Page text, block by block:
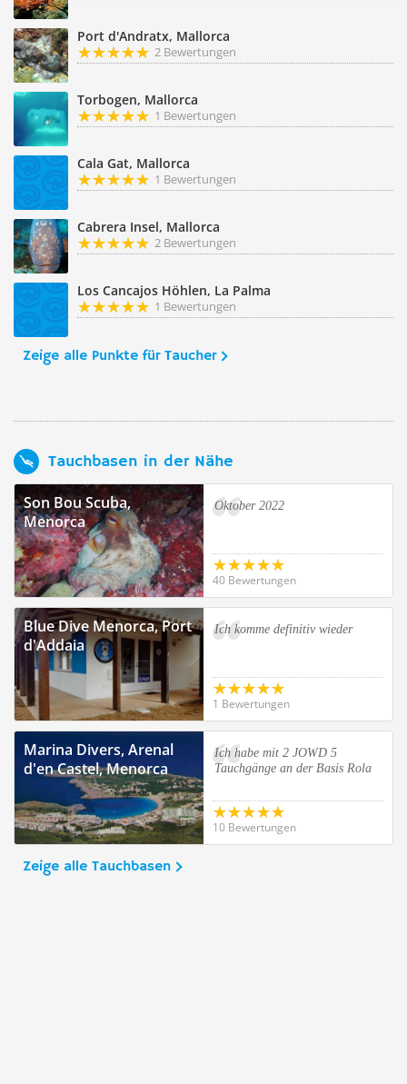
Port d'Andratx, Mallorca
2 Bewertungen
Torbogen, Mallorca
1 Bewertungen
Cala Gat, Mallorca
1 Bewertungen
Cabrera Insel, Mallorca
2 Bewertungen
Los Cancajos Höhlen, La Palma
1 Bewertungen
Zeige alle Punkte für Taucher
Tauchbasen in der Nähe
Son Bou Scuba,
Menorca
Oktober 2022
40 Bewertungen
Blue Dive Menorca, Port
d'Addaia
Ich komme definitiv wieder
1 Bewertungen
Marina Divers, Arenal
d'en Castel, Menorca
Ich habe mit 2 JOWD 5
Tauchgänge an der Basis Rola
10 Bewertungen
Zeige alle Tauchbasen